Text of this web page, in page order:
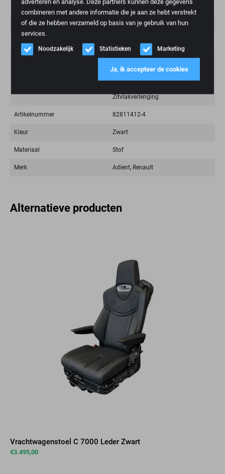
combineren met andere informatie die je aan ze hebt verstrekt
of die ze hebben verzameld op basis van je gebruik van hun
services.
Noodzakelijk Statistieken Marketing
Ja, ik accepteer de cookies
Gewicht 50 kg
Conditie Nieuw
Verwarming, Geïntegreerde
driepuntgordel, Hoogte verstelling
Zitvlakverlenging
Artikelnummer 82811412-4
Kleur Zwart
Materiaal Stof
Merk Adient, Renault
Alternatieve producten
Vrachtwagenstoel C 7000 Leder Zwart
€3.495,00